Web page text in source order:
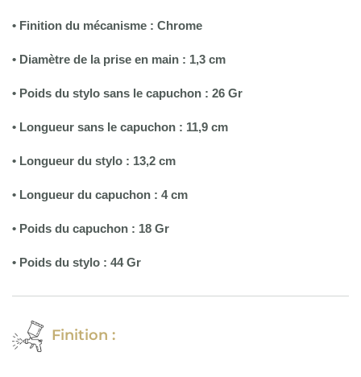
• Finition du mécanisme : Chrome
• Diamètre de la prise en main : 1,3 cm
• Poids du stylo sans le capuchon : 26 Gr
• Longueur sans le capuchon : 11,9 cm
• Longueur du stylo : 13,2 cm
• Longueur du capuchon : 4 cm
• Poids du capuchon : 18 Gr
• Poids du stylo : 44 Gr
Finition :